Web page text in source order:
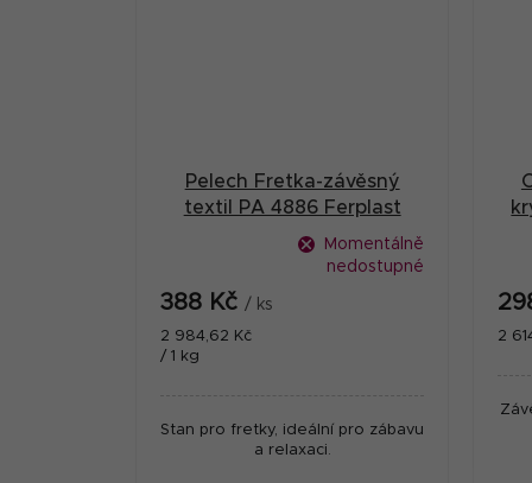
Pelech Fretka-závěsný
textil PA 4886 Ferplast
Momentálně
nedostupné
388 Kč / ks
Měrná
cena:
2 984,62 Kč
/ 1 kg
Stan pro fretky, ideální pro zábavu
a relaxaci.
2